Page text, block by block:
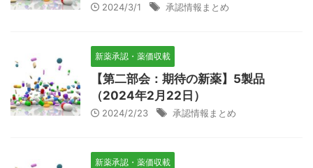
2024/3/1 承認情報まとめ
新薬承認・薬価収載
【第二部会：期待の新薬】5製品
（2024年2月22日）
2024/2/23 承認情報まとめ
新薬承認・薬価収載